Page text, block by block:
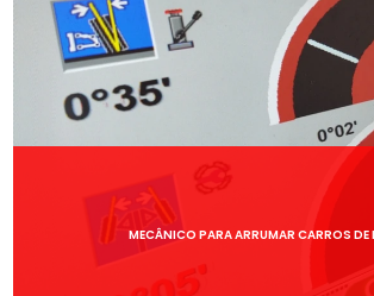
MECÂNICO PARA ARRUMAR CARROS DE